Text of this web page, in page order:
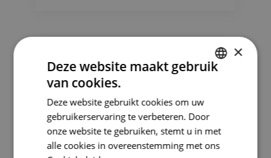
×
Deze website maakt gebruik
van cookies.
Deze website gebruikt cookies om uw
gebruikerservaring te verbeteren. Door
onze website te gebruiken, stemt u in met
alle cookies in overeenstemming met ons